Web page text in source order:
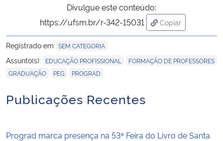
Gabinete de Segurança Institucional
Advocacia-Geral da União
Banco Central do Brasil
Divulgue este conteúdo:
https://ufsm.br/r-342-15031
Copiar
para área de
Registrado em SEM CATEGORIA
Assunto(s): EDUCAÇÃO PROFISSIONAL FORMAÇÃO DE PROFESSORES
GRADUAÇÃO PEG PROGRAD
Publicações Recentes
Prograd marca presença na 53ª Feira do Livro de Santa